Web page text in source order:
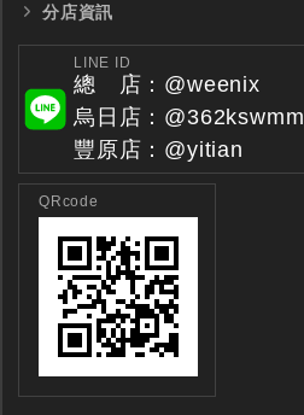
分店資訊
LINE ID
總 店：@weenix
烏日店：@362kswmm
豐原店：@yitian
QRcode